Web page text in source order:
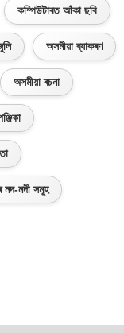
কম্পিউটাৰত আঁকা ছবি
অসমীয়া ব্যাকৰণ
অসমীয়া ৰচনা
নদ-নদী সমূহ